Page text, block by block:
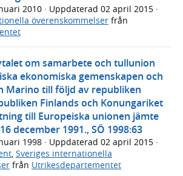
2010 · Uppdaterad 02 april 2015 ·
överenskommelser från
om samarbete och tullunion
ekonomiska gemenskapen och
Marino till följd av republiken
Finlands och Konungariket
till Europeiska unionen jämte
december 1991., SÖ 1998:63
1998 · Uppdaterad 02 april 2015 ·
, Sveriges internationella
från Utrikesdepartementet